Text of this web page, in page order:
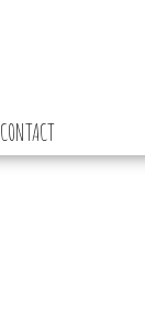
CONTACT